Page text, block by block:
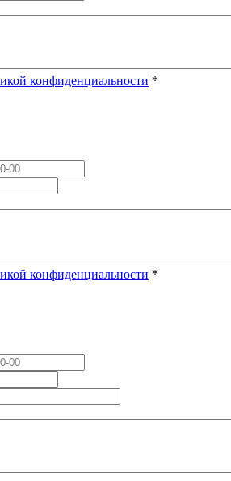
конфиденциальности *
конфиденциальности *